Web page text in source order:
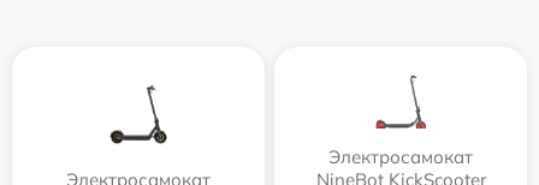
Электросамокат
Электросамокат
NineBot KickScooter